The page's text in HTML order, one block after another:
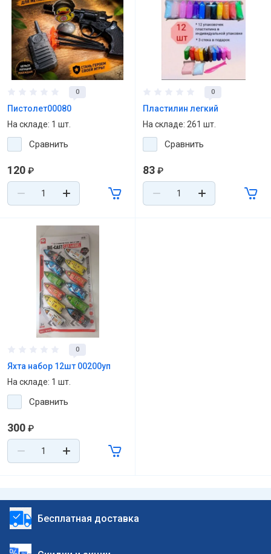
0
Пистолет00080
На складе: 1 шт.
Сравнить
120 ₽
0
Пластилин легкий
На складе: 261 шт.
Сравнить
83 ₽
0
Яхта набор 12шт 00200уп
На складе: 1 шт.
Сравнить
300 ₽
Бесплатная доставка